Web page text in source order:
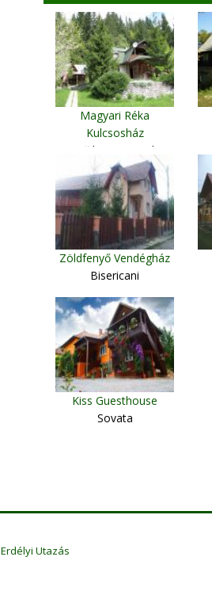
Magyari Réka
Kulcsosház
Băile Homorod
Zöldfenyő Vendégház
Bisericani
Kiss Guesthouse
Sovata
Erdélyi Utazás